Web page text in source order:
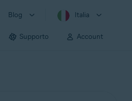
Blog Italia
Supporto Account